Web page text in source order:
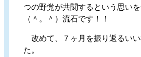
つの野党が共闘するという思い
（＾。＾）流石です！！
改めて、７ヶ月を振り返るい
た。